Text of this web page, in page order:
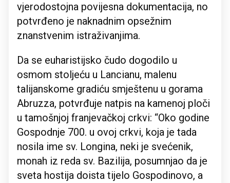
vjerodostojna povijesna dokumentacija, no
potvrđeno je naknadnim opsežnim
znanstvenim istraživanjima.
Da se euharistijsko čudo dogodilo u
osmom stoljeću u Lancianu, malenu
talijanskome gradiću smještenu u gorama
Abruzza, potvrđuje natpis na kamenoj ploči
u tamošnjoj franjevačkoj crkvi: “Oko godine
Gospodnje 700. u ovoj crkvi, koja je tada
nosila ime sv. Longina, neki je svećenik,
monah iz reda sv. Bazilija, posumnjao da je
sveta hostija doista tijelo Gospodinovo, a